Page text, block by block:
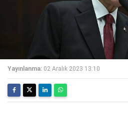
Yayınlanma: 02 Aralık 2023 13:10